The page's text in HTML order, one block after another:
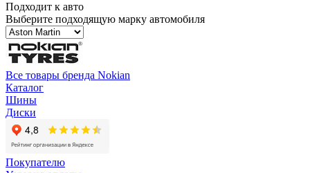
Подходит к авто
Выберите подходящую марку автомобиля
Все товары бренда Nokian
Каталог
Шины
Диски
Покупателю